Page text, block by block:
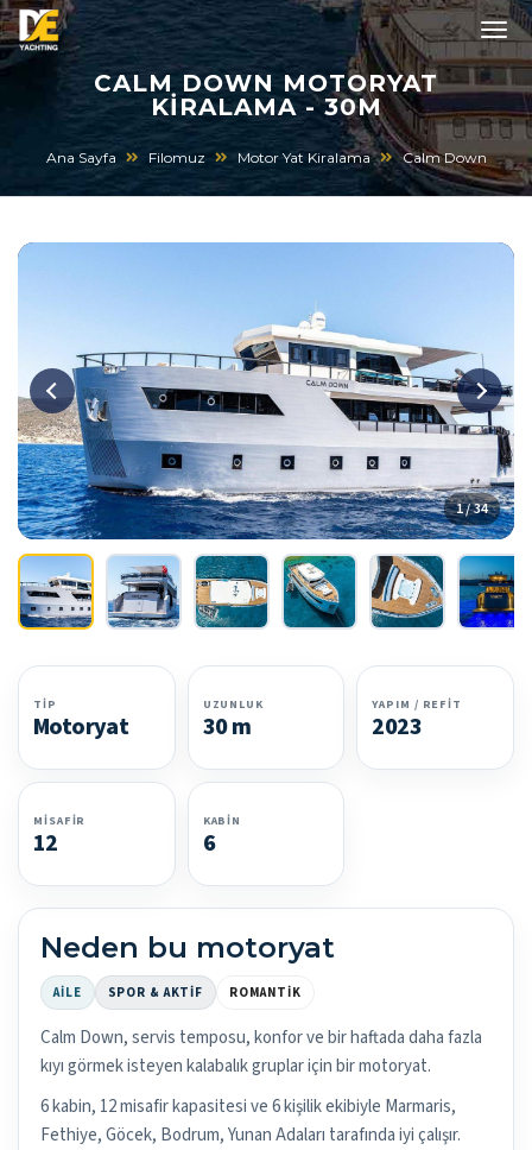
CALM DOWN MOTORYAT
KIRALAMA - 30M
Ana Sayfa Filomuz Motor Yat Kiralama Calm Down
1 / 34
TIP
Motoryat
UZUNLUK
30 m
YAPIM / REFIT
2023
MISAFIR
12
KABIN
6
Neden bu motoryat
AILE SPOR & AKTIF ROMANTIK
Calm Down, servis temposu, konfor ve bir haftada daha fazla
kıyı görmek isteyen kalabalık gruplar için bir motoryat.
6 kabin, 12 misafir kapasitesi ve 6 kişilik ekibiyle Marmaris,
Fethiye, Göcek, Bodrum, Yunan Adaları tarafında iyi çalışır.